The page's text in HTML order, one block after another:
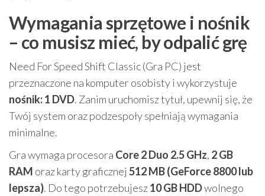
Wymagania sprzętowe i nośnik
– co musisz mieć, by odpalić grę
Need For Speed Shift Classic (Gra PC) jest
przeznaczone na komputer osobisty i wykorzystuje
nośnik: 1 DVD. Zanim uruchomisz tytuł, upewnij się, że
Twój system oraz podzespoły spełniają wymagania
minimalne.
Gra wymaga procesora Core 2 Duo 2.5 GHz, 2 GB
RAM oraz karty graficznej 512 MB (GeForce 8800 lub
lepsza). Do tego potrzebujesz10 GB HDDwolnego